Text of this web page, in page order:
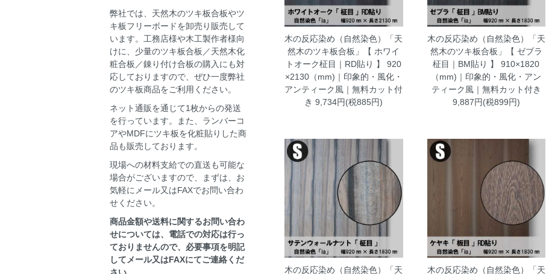
木の反応染め（自然染色）「天
然木のツキ板合板」【 ホワイ
トオーク柾目｜RD貼り 】 920
×2130（mm)｜印象的・風化・
アンティーク風｜無料カット付
き 9,734円(税885円)
木の反応染め（自然染色）「天
然木のツキ板合板」【 ゼブラ
柾目｜BM貼り 】 910×1820
（mm)｜印象的・風化・アン
ティーク風｜無料カット付き
9,887円(税899円)
木の反応染め（自然染色）「天 木の反応染め（自然染色）「天
弊社では、天然木のツキ板合板やツ
キ板フリーボードを卸売り販売して
います。工務店様や木工製作者様向
けに、少量のツキ板合板／天然木化
粧合板／錬り付け合板の購入にも対
応しておりますので、ぜひ一度弊社
のツキ板商品をご利用ください。
ネット通販を通じて1枚からの発送
を行っています。また、ランバーコ
アやMDFにツキ板を化粧貼りした商
品も販売しております。
現場への材料支給での直送も可能な
場合がございますので、まずは、お
気軽にメール又はFAXでお問い合わ
せください。
商品金額や送料に関するお問い合わ
せについては、電話での対応は行っ
ておりませんので、必要事項を明記
してメール又はFAXにてご連絡くだ